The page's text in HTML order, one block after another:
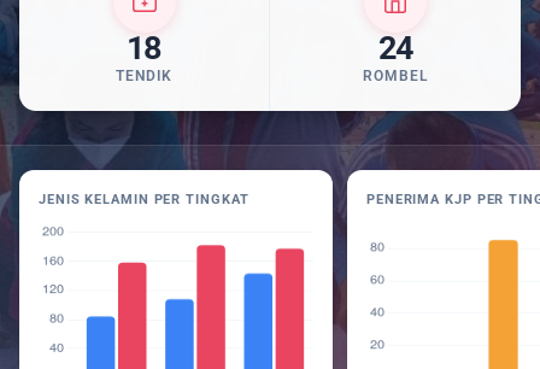
18
TENDIK
24
ROMBEL
JENIS KELAMIN PER TINGKAT PENERIMA KJP PER